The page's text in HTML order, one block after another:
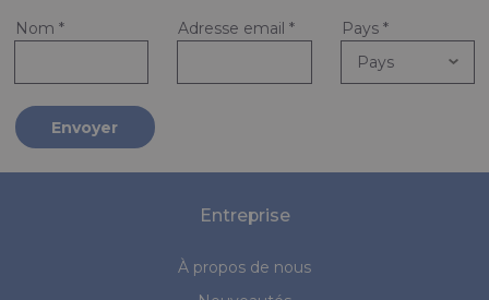
Nom * Adresse email * Pays*
Envoyer
Entreprise
À propos de nous